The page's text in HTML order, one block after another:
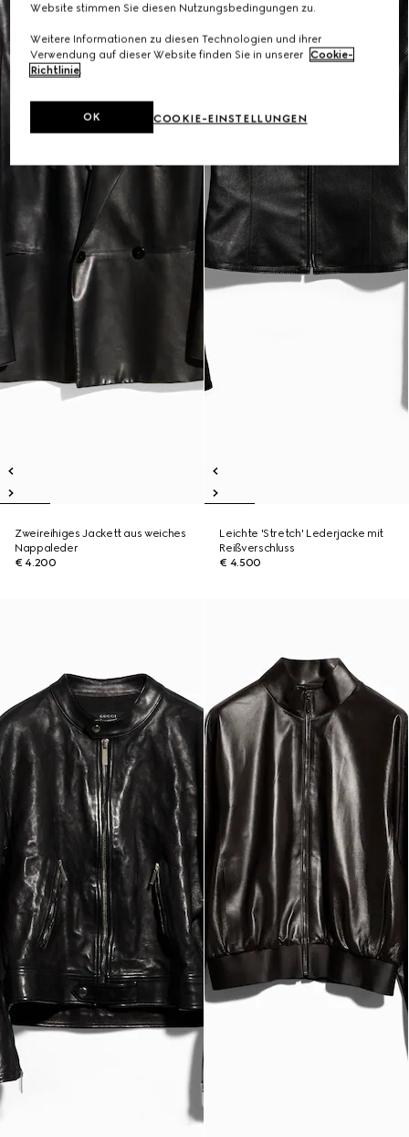
Zweireihiges Jackett aus weiches
Nappaleder
€ 4.200
Leichte 'Stretch' Lederjacke mit
Reißverschluss
€ 4.500
Website stimmen Sie diesen Nutzungsbedingungen zu.
Weitere Informationen zu diesen Technologien und ihrer
Verwendung auf dieser Website finden Sie in unserer Cookie-
Richtlinie.
COOKIE-EINSTELLUNGEN
OK